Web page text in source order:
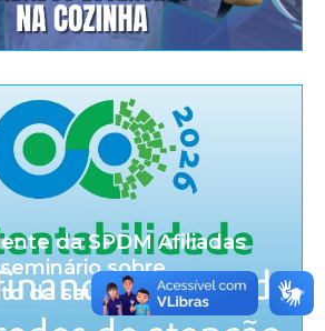
da SPDM Afiliadas
sobre
da saúde